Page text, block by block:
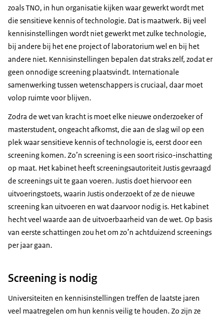
zoals TNO, in hun organisatie kijken waar gewerkt wordt met
die sensitieve kennis of technologie. Dat is maatwerk. Bij veel
kennisinstellingen wordt niet gewerkt met zulke technologie,
bij andere bij het ene project of laboratorium wel en bij het
andere niet. Kennisinstellingen bepalen dat straks zelf, zodat er
geen onnodige screening plaatsvindt. Internationale
samenwerking tussen wetenschappers is cruciaal, daar moet
volop ruimte voor blijven.
Zodra de wet van kracht is moet elke nieuwe onderzoeker of
masterstudent, ongeacht afkomst, die aan de slag wil op een
plek waar sensitieve kennis of technologie is, eerst door een
screening komen. Zo’n screening is een soort risico-inschatting
op maat. Het kabinet heeft screeningsautoriteit Justis gevraagd
de screenings uit te gaan voeren. Justis doet hiervoor een
uitvoeringstoets, waarin Justis onderzoekt of ze de nieuwe
screening kan uitvoeren en wat daarvoor nodig is. Het kabinet
hecht veel waarde aan de uitvoerbaarheid van de wet. Op basis
van eerste schattingen zou het om zo’n achtduizend screenings
per jaar gaan.
Screening is nodig
Universiteiten en kennisinstellingen treffen de laatste jaren
veel maatregelen om hun kennis veilig te houden. Zo zijn ze